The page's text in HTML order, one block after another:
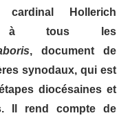
cardinal Hollerich
à tous les
, document de
synodaux, qui est
diocésaines et
Il rend compte de